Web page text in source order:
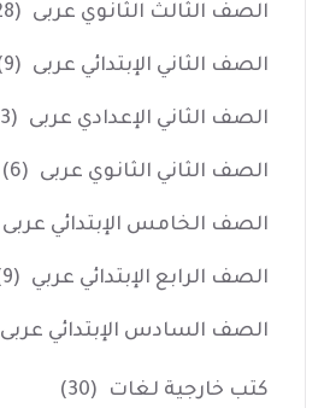
الصف الثالث الثانوي عربى (28)
الصف الثاني الإبتدائي عربى (9)
الصف الثاني الإعدادي عربى (3)
الصف الثاني الثانوي عربى (6)
الصف الخامس الإبتدائي عربى
الصف الرابع الإبتدائي عربي (9)
الصف السادس الإبتدائي عربى
كتب خارجية لغات (30)